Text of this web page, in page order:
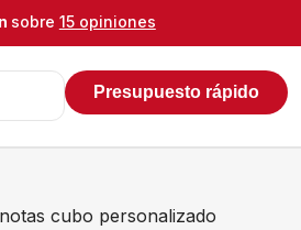
sobre 15 opiniones
Presupuesto rápido
cubo personalizado